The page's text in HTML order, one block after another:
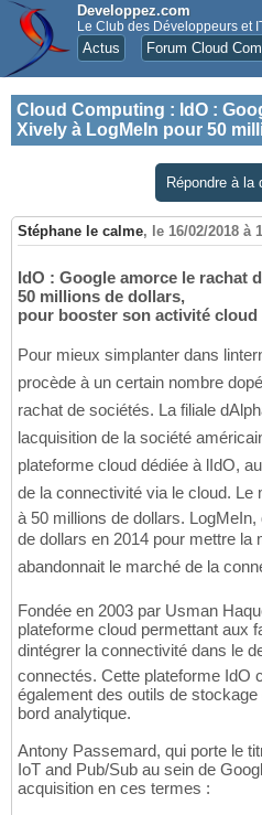
Developpez.com
Le Club des Développeurs et
Actus Forum Cloud
Cloud Computing : IdO :
Xively à LogMeIn pour 50
Répondre à la
Stéphane le calme, le 16/02/2018 à
IdO : Google amorce le rachat
50 millions de dollars,
pour booster son activité cloud
Pour mieux simplanter dans
procède à un certain nombre
rachat de sociétés. La filiale
lacquisition de la société
plateforme cloud dédiée à lIdO,
de la connectivité via le cloud. Le
à 50 millions de dollars.
de dollars en 2014 pour mettre la
abandonnait le marché de la
Fondée en 2003 par Usman
plateforme cloud permettant aux
dintégrer la connectivité dans le
connectés. Cette plateforme IdO
également des outils de
bord analytique.
Antony Passemard, qui porte le
IoT and Pub/Sub au sein de
acquisition en ces termes :